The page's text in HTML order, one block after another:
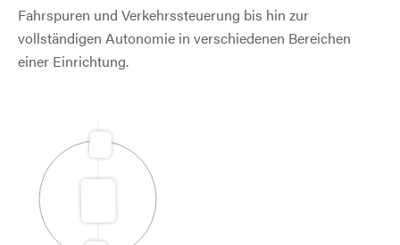
Fahrspuren und Verkehrssteuerung bis hin zur
vollständigen Autonomie in verschiedenen Bereichen
einer Einrichtung.